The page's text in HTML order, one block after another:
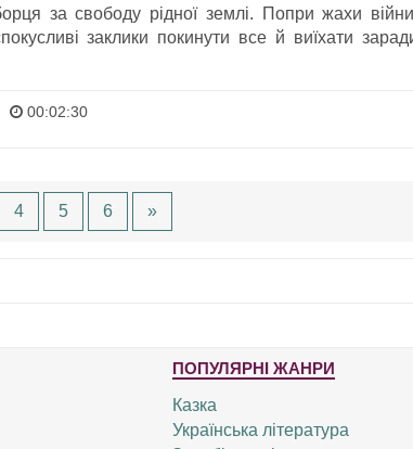
за свободу рідної землі. Попри жахи
заклики покинути все й виїхати
00:02:30
4 5 6 »
ПОПУЛЯРНІ ЖАНРИ
Казка
Українська література